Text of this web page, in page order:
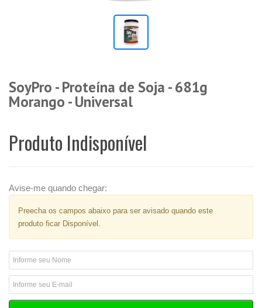
SoyPro - Proteína de Soja - 681g
Morango - Universal
Produto Indisponível
Avise-me quando chegar:
Preecha os campos abaixo para ser avisado quando este
produto ficar Disponível.